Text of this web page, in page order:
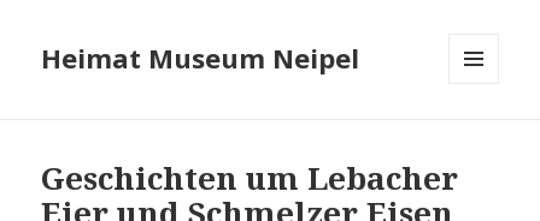
Heimat Museum Neipel
Geschichten um Lebacher